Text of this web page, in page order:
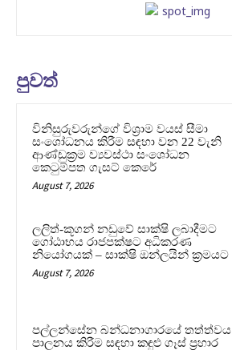
පුවත්
විනිසුරුවරුන්ගේ විශ්‍රාම වයස් සීමා
සංශෝධනය කිරීම සඳහා වන 22 වැනි
ආණ්ඩුක්‍රම ව්‍යවස්ථා සංශෝධන
කෙටුම්පත ගැසට් කෙරේ
August 7, 2026
ලලිත්-කූගන් නඩුවේ සාක්ෂි ලබාදීමට
ගෝඨාභය රාජපක්ෂට අධිකරණ
නියෝගයක් – සාක්ෂි ඔන්ලයින් ක්‍රමයට
August 7, 2026
පල්ලන්සේන බන්ධනාගාරයේ තත්ත්වය
පාලනය කිරීම සඳහා කඳුළු ගෑස් ප්‍රහාර